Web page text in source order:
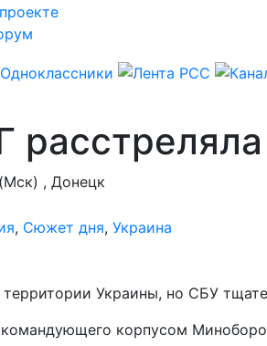
, Донецк
, Сюжет дня, Украина
Украины, но СБУ
корпусом